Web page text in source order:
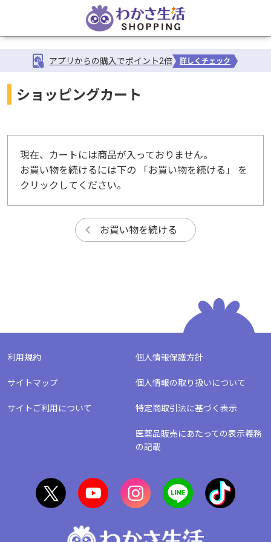
アプリからの購入でポイント2倍 詳しくチェック
ショッピングカート
現在、カートには商品が入っておりません。
お買い物を続けるには下の 「お買い物を続ける」 を
クリックしてください。
利用規約 個人情報保護方針
サイトマップ 個人情報の取り扱いについて
サイトご利用について 特定商取引法に基づく表示
医薬品販売にあたっての表示義務
の記載